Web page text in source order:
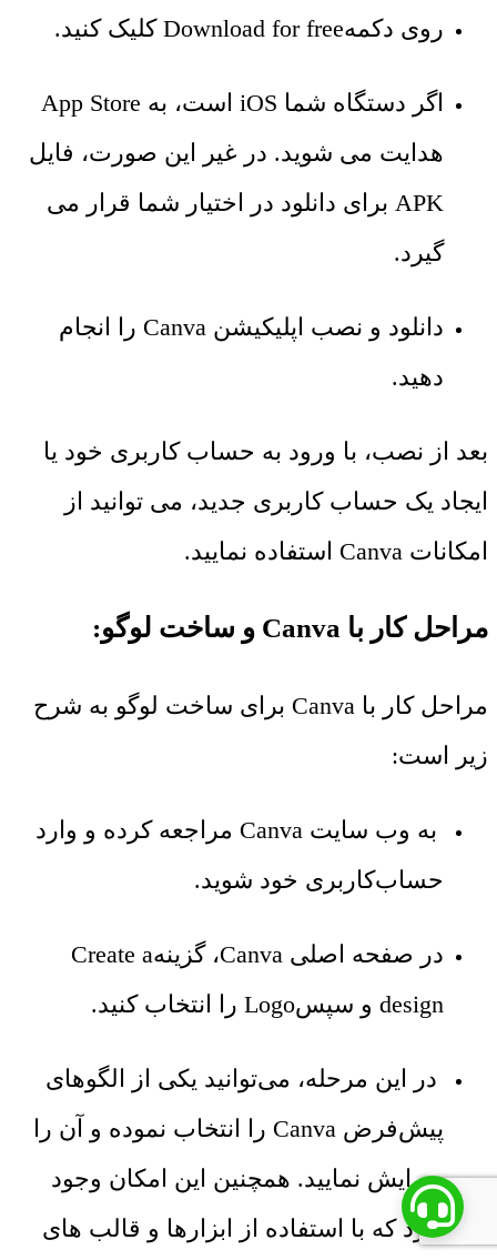
روی دکمهDownload for free کلیک کنید.
اگر دستگاه شما iOS است، به App Store
هدایت می ‌شوید. در غیر این صورت، فایل
APK برای دانلود در اختیار شما قرار می
‌گیرد.
دانلود و نصب اپلیکیشن Canva را انجام
دهید.
بعد از نصب، با ورود به حساب کاربری خود یا
ایجاد یک حساب کاربری جدید، می ‌توانید از
امکانات Canva استفاده نمایید.
مراحل کار با Canva و ساخت لوگو:
مراحل کار با Canva برای ساخت لوگو به شرح
زیر است:
به وب ‌سایت Canva مراجعه کرده و وارد
حساب‌کاربری خود شوید.
در صفحه اصلی Canva، گزینهCreate a
design و سپسLogo را انتخاب کنید.
در این مرحله، می‌توانید یکی از الگوهای
پیش‌فرض Canva را انتخاب نموده و آن را
ویرایش نمایید. همچنین این امکان وجود
دارد که با استفاده از ابزارها و قالب ‌های